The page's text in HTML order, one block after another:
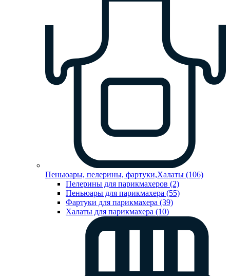
Пеньюары, пелерины, фартуки,Халаты (106)
Пелерины для парикмахеров (2)
Пеньюары для парикмахера (55)
Фартуки для парикмахера (39)
Халаты для парикмахера (10)